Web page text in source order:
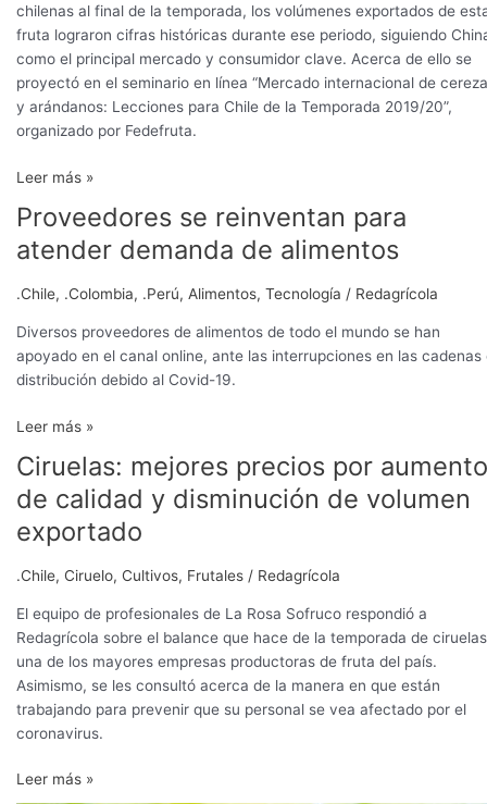
chilenas al final de la temporada, los volúmenes exportados de
fruta lograron cifras históricas durante ese periodo, siguiendo
como el principal mercado y consumidor clave. Acerca de ello se
proyectó en el seminario en línea “Mercado internacional de
y arándanos: Lecciones para Chile de la Temporada 2019/20”,
organizado por Fedefruta.
chilenas
Leer más »
Proveedores se reinventan para
atender demanda de alimentos
.Chile, .Colombia, .Perú, Alimentos, Tecnología / Redagrícola
Diversos proveedores de alimentos de todo el mundo se han
apoyado en el canal online, ante las interrupciones en las cadenas
distribución debido al Covid-19.
Proveedores
reinventan
para
atender
demanda
de
alimentos
Leer más »
Ciruelas: mejores precios por aumento
de calidad y disminución de volumen
exportado
.Chile, Ciruelo, Cultivos, Frutales / Redagrícola
El equipo de profesionales de La Rosa Sofruco respondió a
Redagrícola sobre el balance que hace de la temporada de ciruelas
una de los mayores empresas productoras de fruta del país.
Asimismo, se les consultó acerca de la manera en que están
trabajando para prevenir que su personal se vea afectado por el
coronavirus.
Ciruelas:
mejores
precios
por
de
calidad
y
disminución
de
volumen
exportado
Leer más »